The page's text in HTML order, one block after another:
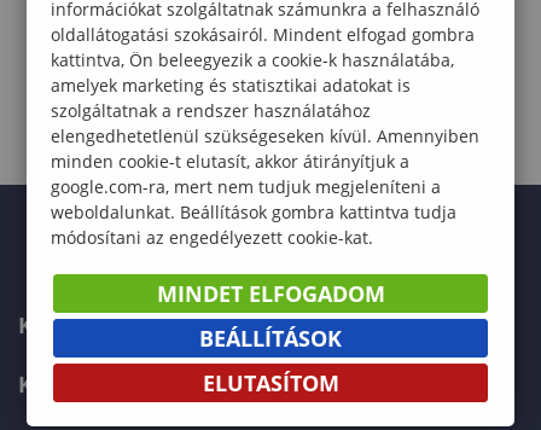
KAPCSOLAT
KÉPZÉSKERESŐ
információkat szolgáltatnak számunkra a felhasználó
oldallátogatási szokásairól. Mindent elfogad gombra
kattintva, Ön beleegyezik a cookie-k használatába,
amelyek marketing és statisztikai adatokat is
szolgáltatnak a rendszer használatához
elengedhetetlenül szükségeseken kívül. Amennyiben
minden cookie-t elutasít, akkor átirányítjuk a
google.com-ra, mert nem tudjuk megjeleníteni a
weboldalunkat. Beállítások gombra kattintva tudja
módosítani az engedélyezett cookie-kat.
MINDET ELFOGADOM
BEÁLLÍTÁSOK
ELUTASÍTOM